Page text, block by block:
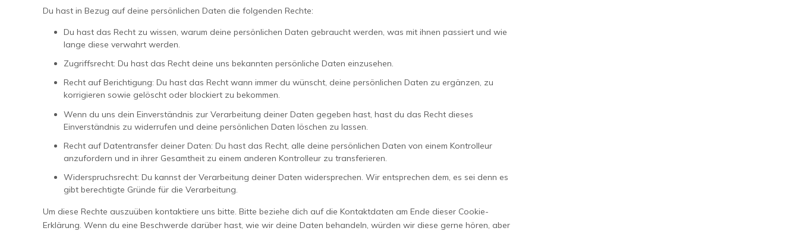
Du hast in Bezug auf deine persönlichen Daten die folgenden Rechte:
Du hast das Recht zu wissen, warum deine persönlichen Daten gebraucht werden, was mit ihnen passiert und wie
lange diese verwahrt werden.
Zugriffsrecht: Du hast das Recht deine uns bekannten persönliche Daten einzusehen.
Recht auf Berichtigung: Du hast das Recht wann immer du wünscht, deine persönlichen Daten zu ergänzen, zu
korrigieren sowie gelöscht oder blockiert zu bekommen.
Wenn du uns dein Einverständnis zur Verarbeitung deiner Daten gegeben hast, hast du das Recht dieses
Einverständnis zu widerrufen und deine persönlichen Daten löschen zu lassen.
Recht auf Datentransfer deiner Daten: Du hast das Recht, alle deine persönlichen Daten von einem Kontrolleur
anzufordern und in ihrer Gesamtheit zu einem anderen Kontrolleur zu transferieren.
Widerspruchsrecht: Du kannst der Verarbeitung deiner Daten widersprechen. Wir entsprechen dem, es sei denn es
gibt berechtigte Gründe für die Verarbeitung.
Um diese Rechte auszuüben kontaktiere uns bitte. Bitte beziehe dich auf die Kontaktdaten am Ende dieser Cookie-
Erklärung. Wenn du eine Beschwerde darüber hast, wie wir deine Daten behandeln, würden wir diese gerne hören, aber